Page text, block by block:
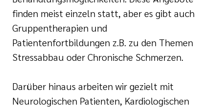
finden meist einzeln statt, aber es gibt auch
Gruppentherapien und
Patientenfortbildungen z.B. zu den Themen
Stressabbau oder Chronische Schmerzen.
Darüber hinaus arbeiten wir gezielt mit
Neurologischen Patienten, Kardiologischen